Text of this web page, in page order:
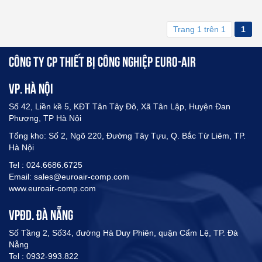
Trang 1 trên 1 1
CÔNG TY CP THIẾT BỊ CÔNG NGHIỆP EURO-AIR
VP. HÀ NỘI
Số 42, Liền kề 5, KĐT Tân Tây Đô, Xã Tân Lập, Huyện Đan
Phượng, TP Hà Nội
Tổng kho: Số 2, Ngõ 220, Đường Tây Tựu, Q. Bắc Từ Liêm, TP.
Hà Nội
Tel : 024.6686.6725
Email: sales@euroair-comp.com
www.euroair-comp.com
VPĐD. ĐÀ NẴNG
Số Tầng 2, Số34, đường Hà Duy Phiên, quận Cẩm Lệ, TP. Đà
Nẵng
Tel : 0932-993.822